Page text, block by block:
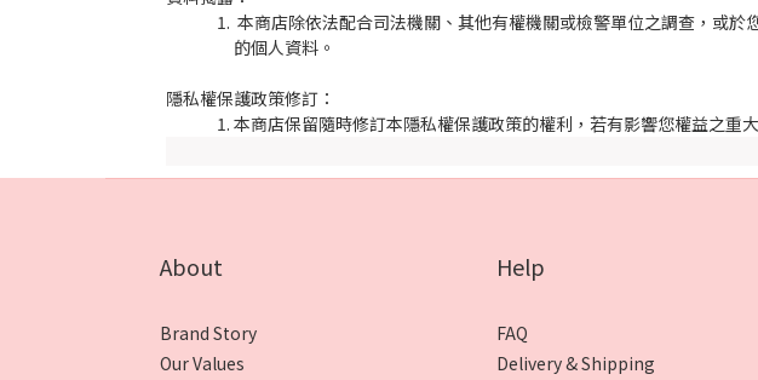
本商店除依法配合司法機關、其他有權機關或檢警單位之調查，或
的個人資料。
隱私權保護政策修訂：
本商店保留隨時修訂本隱私權保護政策的權利，若有影響您權益之重
About
Brand Story
Our Values
Help
FAQ
Delivery & Shipping